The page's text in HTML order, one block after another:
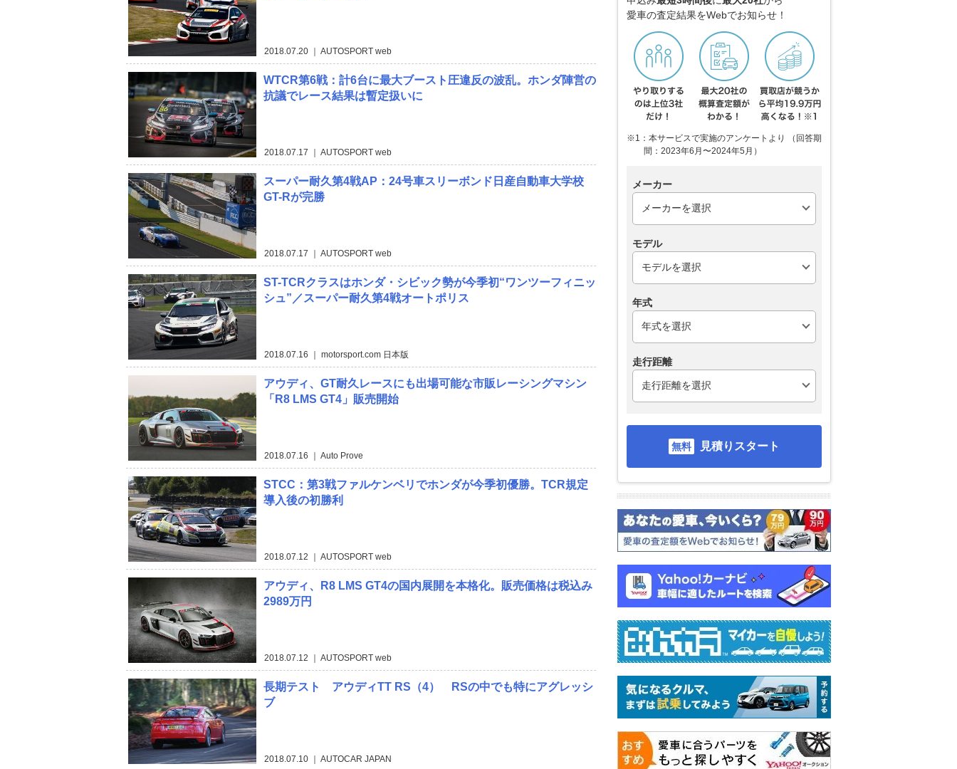
2018.07.20 ｜ AUTOSPORT web
WTCR第6戦：計6台に最大ブースト圧違反の波乱。ホンダ陣営の
抗議でレース結果は暫定扱いに
2018.07.17 ｜ AUTOSPORT web
スーパー耐久第4戦AP：24号車スリーボンド日産自動車大学校
GT-Rが完勝
2018.07.17 ｜ AUTOSPORT web
ST-TCRクラスはホンダ・シビック勢が今季初“ワンツーフィニッ
シュ”／スーパー耐久第4戦オートポリス
2018.07.16 ｜ motorsport.com 日本版
アウディ、GT耐久レースにも出場可能な市販レーシングマシン
「R8 LMS GT4」販売開始
2018.07.16 ｜ Auto Prove
STCC：第3戦ファルケンベリでホンダが今季初優勝。TCR規定
導入後の初勝利
2018.07.12 ｜ AUTOSPORT web
アウディ、R8 LMS GT4の国内展開を本格化。販売価格は税込み
2989万円
2018.07.12 ｜ AUTOSPORT web
長期テスト アウディTT RS（4） RSの中でも特にアグレッシ
ブ
2018.07.10 ｜ AUTOCAR JAPAN
愛車の査定結果をWebでお知らせ！
※1：本サービスで実施のアンケートより （回答期
間：2023年6月〜2024年5月）
メーカー
モデル
年式
走行距離
見積りスタート